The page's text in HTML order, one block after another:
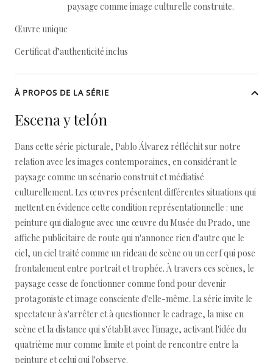
paysage comme image culturelle construite.
Œuvre unique
Certificat d’authenticité inclus
À PROPOS DE LA SÉRIE
Escena y telón
Dans cette série picturale, Pablo Álvarez réfléchit sur notre
relation avec les images contemporaines, en considérant le
paysage comme un scénario construit et médiatisé
culturellement. Les œuvres présentent différentes situations qui
mettent en évidence cette condition représentationnelle : une
peinture qui dialogue avec une œuvre du Musée du Prado, une
affiche publicitaire de route qui n'annonce rien d'autre que le
ciel, un ciel traité comme un rideau de scène ou un cerf qui pose
frontalement entre portrait et trophée. À travers ces scènes, le
paysage cesse de fonctionner comme fond pour devenir
protagoniste et image consciente d'elle-même. La série invite le
spectateur à s'arrêter et à questionner le cadrage, la mise en
scène et la distance qui s'établit avec l'image, activant l'idée du
quatrième mur comme limite et point de rencontre entre la
peinture et celui qui l'observe.